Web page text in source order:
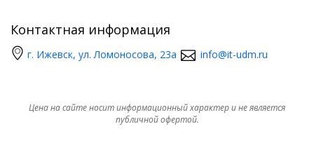
Контактная информация
г. Ижевск, ул. Ломоносова, 23а info@it-udm.ru
Цена на сайте носит информационный характер и не является
публичной офертой.